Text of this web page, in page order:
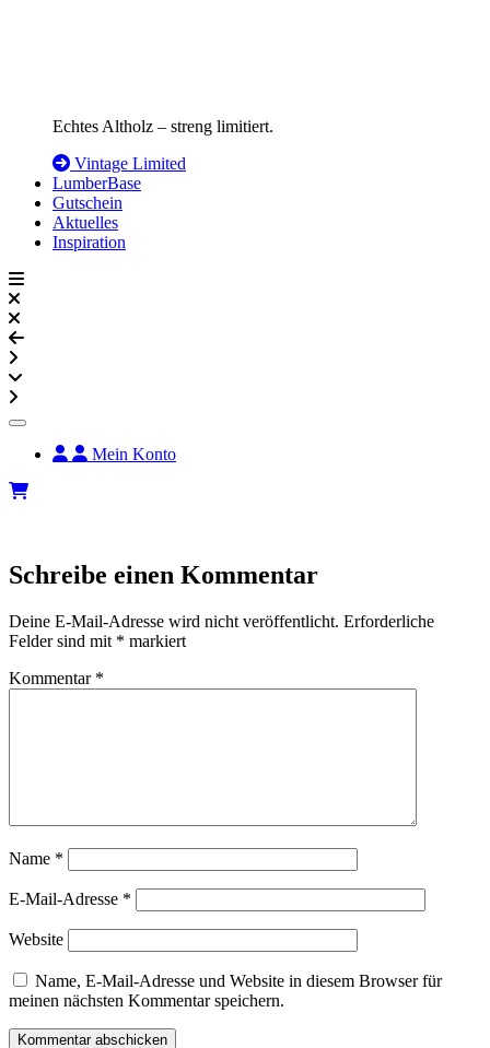
Echtes Altholz – streng limitiert.
Vintage Limited
LumberBase
Gutschein
Aktuelles
Inspiration
Mein Konto
Schreibe einen Kommentar
Deine E-Mail-Adresse wird nicht veröffentlicht. Erforderliche
Felder sind mit * markiert
Kommentar *
Name *
E-Mail-Adresse *
Website
Name, E-Mail-Adresse und Website in diesem Browser für
meinen nächsten Kommentar speichern.